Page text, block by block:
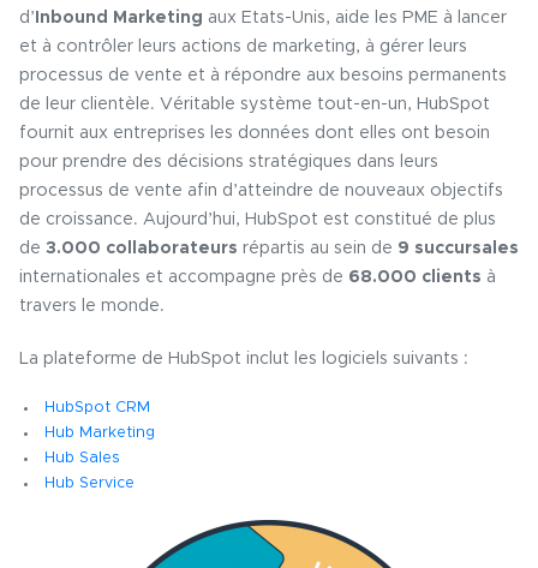
d’ Inbound Marketing aux Etats-Unis, aide les PME à lancer
et à contrôler leurs actions de marketing, à gérer leurs
processus de vente et à répondre aux besoins permanents
de leur clientèle. Véritable système tout-en-un, HubSpot
fournit aux entreprises les données dont elles ont besoin
pour prendre des décisions stratégiques dans leurs
processus de vente afin d’atteindre de nouveaux objectifs
de croissance. Aujourd’hui, HubSpot est constitué de plus
de 3.000 collaborateurs répartis au sein de 9 succursales
internationales et accompagne près de 68.000 clients à
travers le monde.
La plateforme de HubSpot inclut les logiciels suivants :
HubSpot CRM
Hub Marketing
Hub Sales
Hub Service